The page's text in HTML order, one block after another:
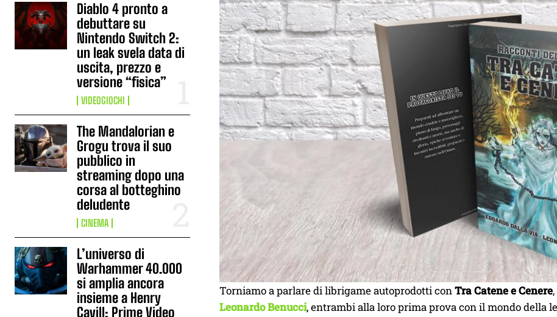
Diablo 4 pronto a
debuttare su
Nintendo Switch 2:
un leak svela data di
uscita, prezzo e
versione “fisica”
VIDEOGIOCHI
The Mandalorian e
Grogu trova il suo
pubblico in
streaming dopo una
corsa al botteghino
deludente
CINEMA
L’universo di
Warhammer 40.000
si amplia ancora
insieme a Henry
Cavill: Prime Video
Torniamo a parlare di librigame autoprodotti conTra Catene e Cenere
Leonardo Benucci, entrambi alla loro prima prova con il mondo della